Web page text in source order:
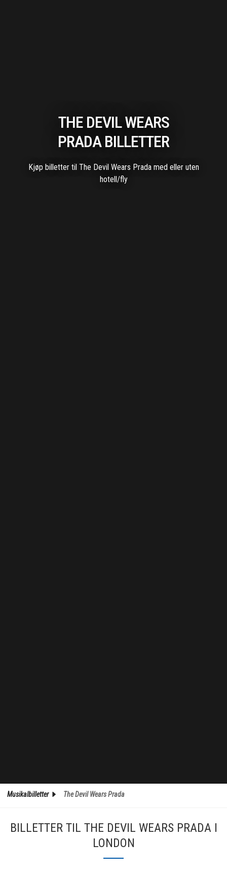
THE DEVIL WEARS
PRADA BILLETTER
Kjøp billetter til The Devil Wears Prada med eller uten
hotell/fly
Musikalbilletter The Devil Wears Prada
BILLETTER TIL THE DEVIL WEARS PRADA I
LONDON